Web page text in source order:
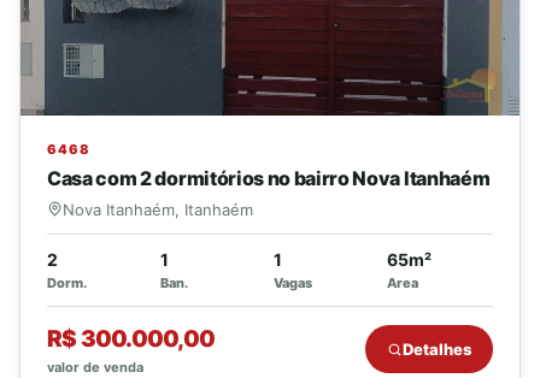
6468
Casa com 2 dormitórios no bairro Nova Itanhaém
Nova Itanhaém, Itanhaém
2
Dorm.
1
Ban.
1
Vagas
65m²
Area
R$ 300.000,00
valor de venda
Detalhes